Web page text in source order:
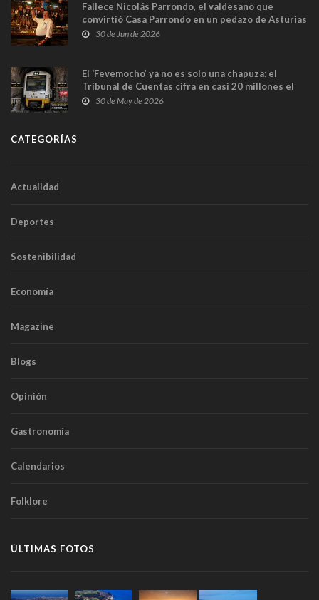
Fallece Nicolás Parrondo, el valdesano que
convirtió Casa Parrondo en un pedazo de Asturias
en Madrid
30 de Jun de 2026
El ‘Fevemocho’ ya no es solo una chapuza: el
Tribunal de Cuentas cifra en casi 20 millones el
sobrecoste de los trenes que no cabían por los
30 de May de 2026
CATEGORÍAS
Actualidad
Deportes
Sostenibilidad
Economía
Magazine
Blogs
Opinión
Gastronomía
Calendarios
Folklore
ÚLTIMAS FOTOS